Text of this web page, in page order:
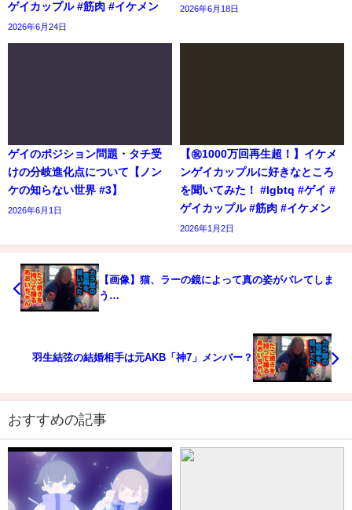
ゲイカップル #筋肉 #イケメン
2026年6月24日
2026年6月18日
ゲイのポジション問題・タチ受
けの分岐進化点について【ノン
ケの知らない世界 #3】
2026年6月1日
【㊗️1000万回再生超！】イケメ
ンゲイカップルに好きなところ
を聞いてみた！ #lgbtq #ゲイ #
ゲイカップル #筋肉 #イケメン
2026年1月2日
【画像】猫、ラーの鏡によって真の姿がバレてしま
う…
羽生結弦の結婚相手は元AKB「神7」メンバー？
おすすめの記事